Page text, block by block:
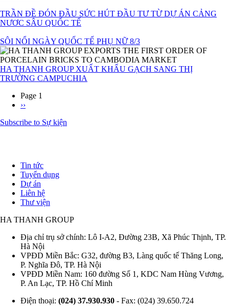
TRẦN ĐỀ ĐÓN ĐẦU SỨC HÚT ĐẦU TƯ TỪ DỰ ÁN CẢNG
NƯƠC SÂU QUỐC TẾ
SÔI NỔI NGÀY QUỐC TẾ PHỤ NỮ 8/3
HA THANH GROUP XUẤT KHẨU GẠCH SANG THỊ
TRƯỜNG CAMPUCHIA
Pagination
Page 1
Next
››
Subscribe to Sự kiện
Footer
Tin tức
Tuyển dụng
Dự án
Liên hệ
Thư viện
HA THANH GROUP
Địa chỉ trụ sở chính: Lô I-A2, Đường 23B, Xã Phúc Thịnh, TP.
Hà Nội
VPĐD Miền Bắc: G32, đường B3, Làng quốc tế Thăng Long,
P. Nghĩa Đô, TP. Hà Nội
VPĐD Miền Nam: 160 đường Số 1, KDC Nam Hùng Vương,
P. An Lạc, TP. Hồ Chí Minh
Điện thoại: (024) 37.930.930 - Fax: (024) 39.650.724